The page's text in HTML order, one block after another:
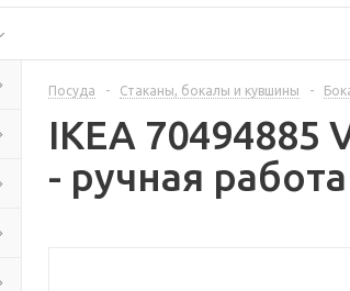
Посуда - Стаканы, бокалы и кувшины -
IKEA 70494885
- ручная